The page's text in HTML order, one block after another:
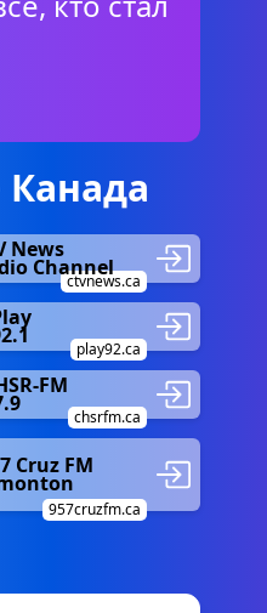
News
Channel
ctvnews.ca
play92.ca
FM
chsrfm.ca
Cruz FM
957cruzfm.ca